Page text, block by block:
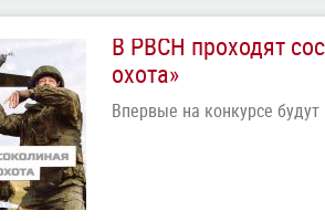
В РВСН проходят
охота»
Впервые на конкурсе